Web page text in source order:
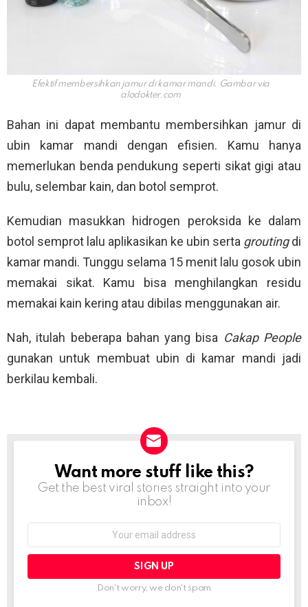
Efektif membersihkan jamur di kamar mandi. Gambar via
alodokter.com
Bahan ini dapat membantu membersihkan jamur di
ubin kamar mandi dengan efisien. Kamu hanya
memerlukan benda pendukung seperti sikat gigi atau
bulu, selembar kain, dan botol semprot.
Kemudian masukkan hidrogen peroksida ke dalam
botol semprot lalu aplikasikan ke ubin serta groutingdi
kamar mandi. Tunggu selama 15 menit lalu gosok ubin
memakai sikat. Kamu bisa menghilangkan residu
memakai kain kering atau dibilas menggunakan air.
Nah, itulah beberapa bahan yang bisa Cakap People
gunakan untuk membuat ubin di kamar mandi jadi
berkilau kembali.
NEWSLETTER
Want more stuff like this?
Get the best viral stories straight into your
inbox!
Don't worry, we don't spam